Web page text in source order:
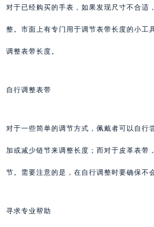
对于已经购买的手表，如果发现尺寸不合适
整。市面上有专门用于调节表带长度的小工
调整表带长度。
自行调整表带
对于一些简单的调节方式，佩戴者可以自行
加或减少链节来调整长度；而对于皮革表带
节。需要注意的是，在自行调整时要确保不
寻求专业帮助